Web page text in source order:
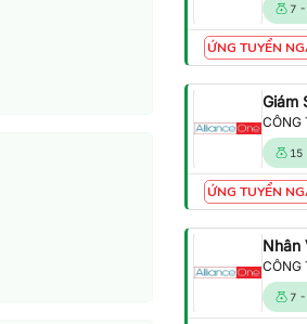
7 -
ỨNG TUYỂN
Giám
15
ỨNG TUYỂN
Nhân
7 -